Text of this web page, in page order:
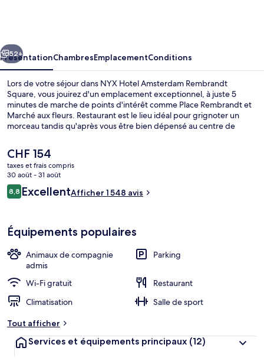
Square
Suivant
52+
PrésentationChambresEmplacementConditions
Lors de votre séjour dans NYX Hotel Amsterdam Rembrandt
Square, vous jouirez d'un emplacement exceptionnel, à juste 5
minutes de marche de points d'intérêt comme Place Rembrandt et
Marché aux fleurs. Restaurant est le lieu idéal pour grignoter un
morceau tandis qu'après vous être bien dépensé au centre de
Place du Dam et Les 9 ruelles se trouvent par ailleurs à moins de 15
minutes à pied. Les autres voyageurs ne tarissent pas d'éloges en ce
qui concerne le personnel attentionné et le petit déjeuner. Les
transports publics sont rapidement accessibles à pied : Arrêt de
tram Rembrandtplein se situe à quelques pas et Station de métro
Waterlooplein, à 4 min de marche à peine.
Le
prix
actuel
est
de
CHF 154
taxes et frais compris
30 août - 31 août
Avis
voyageurs
8,88,8 sur 10
ExcellentAfficher 1 548 avis
Équipements populaires
Animaux de compagnie
admis
Parking
Wi-Fi gratuit
Restaurant
Climatisation
Salle de sport
Tout afficher
Services et équipements principaux (12)